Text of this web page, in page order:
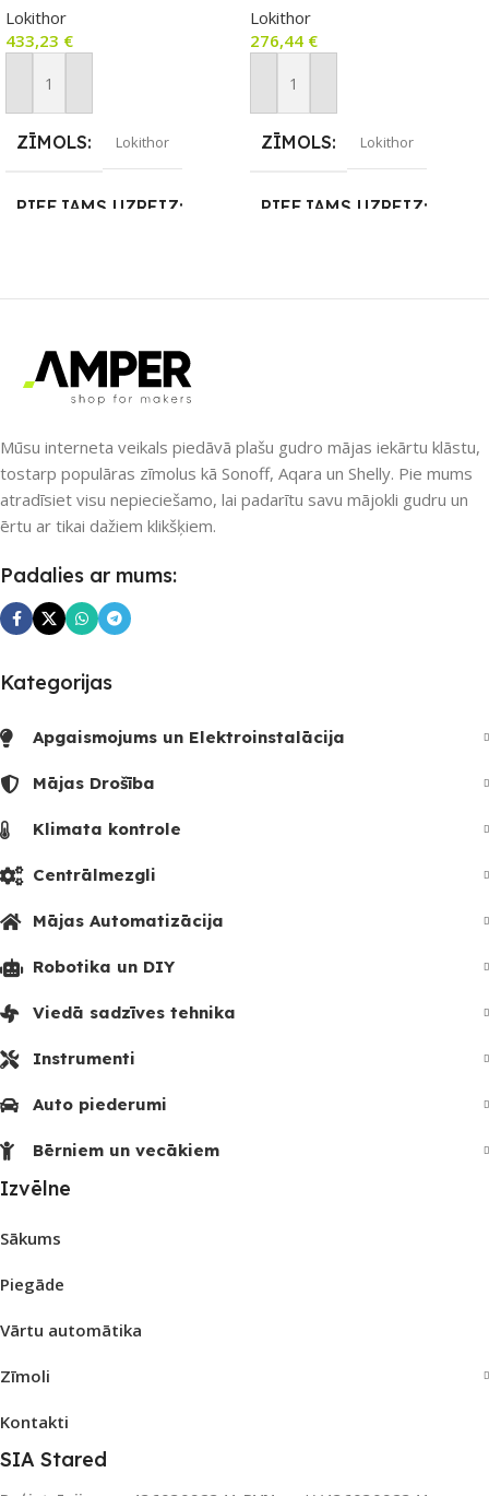
4000 A
Lokithor
433,23 €
Pievienot Grozam
ZĪMOLS Lokithor
PIEEJAMS UZREIZ
SKAITS
Lokithor
276,44 €
Pievienot Grozam
ZĪMOLS Lokithor
PIEEJAMS UZREIZ
Mūsu interneta veikals piedāvā plašu gudro mājas iekārtu klāstu,
tostarp populāras zīmolus kā Sonoff, Aqara un Shelly. Pie mums
atradīsiet visu nepieciešamo, lai padarītu savu mājokli gudru un
ērtu ar tikai dažiem klikšķiem.
Padalies ar mums:
Kategorijas
Apgaismojums un Elektroinstalācija
Mājas Drošība
Klimata kontrole
Centrālmezgli
Mājas Automatizācija
Robotika un DIY
Viedā sadzīves tehnika
Instrumenti
Auto piederumi
Bērniem un vecākiem
Izvēlne
Sākums
Piegāde
Vārtu automātika
Zīmoli
Kontakti
SIA Stared